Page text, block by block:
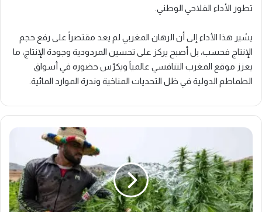
تطور الأداء الفلاحي الوطني.
يشير هذا الأداء إلى أن الرهان المغربي لم يعد مقتصراً على رفع حجم
الإنتاج فحسب، بل أصبح يركز على تحسين المردودية وجودة الإنتاج، ما
يعزز موقع المغرب التنافسي عالمياً ويكرّس حضوره في أسواق
الطماطم الدولية في ظل التحديات المناخية وندرة الموارد المائية.
القنب
القانوني:
2.6
مليار
درهم
عائدات